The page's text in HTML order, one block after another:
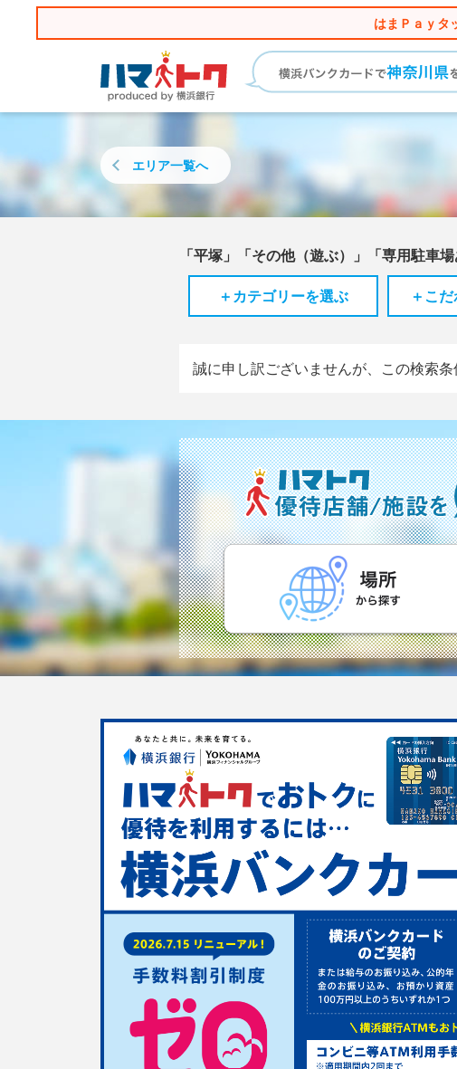
はまＰａｙタ
エリア一覧へ
「平塚」「その他（遊ぶ）」「専用駐車
＋カテゴリーを選ぶ
＋こ
誠に申し訳ございませんが、この検索